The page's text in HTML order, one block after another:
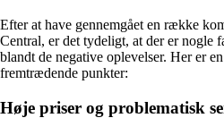
Efter at have gennemgået en række
Central, er det tydeligt, at der er nogle
blandt de negative oplevelser. Her er
fremtrædende punkter:
Høje priser og problematisk